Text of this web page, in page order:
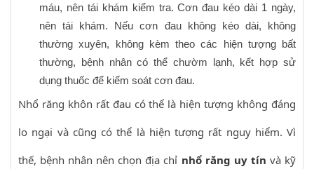
máu, nên tái khám kiểm tra. Cơn đau kéo dài 1 ngày,
nên tái khám. Nếu cơn đau không kéo dài, không
thường xuyên, không kèm theo các hiện tượng bất
thường, bệnh nhân có thể chườm lạnh, kết hợp sử
dụng thuốc để kiểm soát cơn đau.
Nhổ răng khôn rất đau có thể là hiện tượng không đáng
lo ngại và cũng có thể là hiện tượng rất nguy hiểm. Vì
thế, bệnh nhân nên chọn địa chỉ nhổ răng uy tín và kỹ